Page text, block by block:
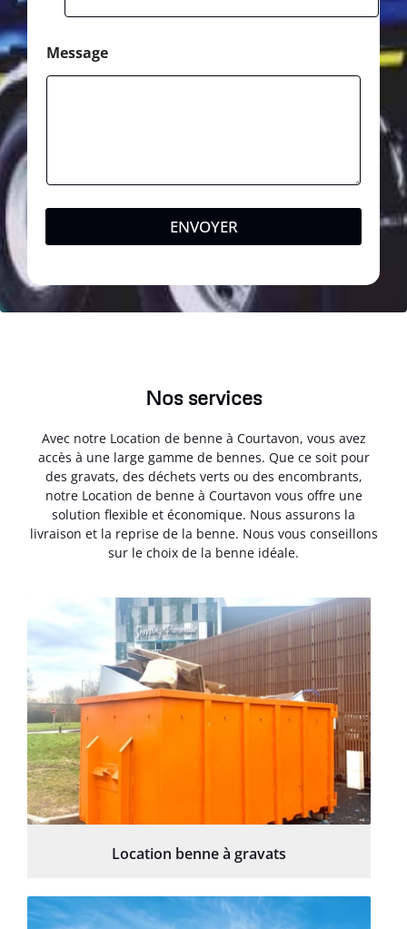
Message
ENVOYER
Nos services
Avec notre Location de benne à Courtavon, vous avez
accès à une large gamme de bennes. Que ce soit pour
des gravats, des déchets verts ou des encombrants,
notre Location de benne à Courtavon vous offre une
solution flexible et économique. Nous assurons la
livraison et la reprise de la benne. Nous vous conseillons
sur le choix de la benne idéale.
Location benne à gravats